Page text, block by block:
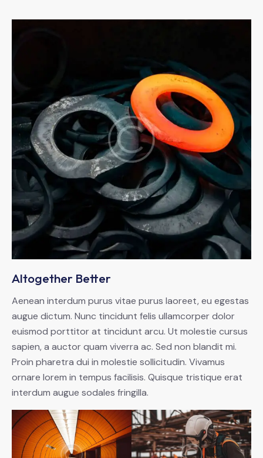
Altogether Better
Aenean interdum purus vitae purus laoreet, eu egestas
augue dictum. Nunc tincidunt felis ullamcorper dolor
euismod porttitor at tincidunt arcu. Ut molestie cursus
sapien, a auctor quam viverra ac. Sed non blandit mi.
Proin pharetra dui in molestie sollicitudin. Vivamus
ornare lorem in tempus facilisis. Quisque tristique erat
interdum augue sodales fringilla.